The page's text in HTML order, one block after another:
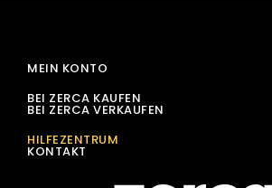
MEIN KONTO
BEI ZERCA KAUFEN
BEI ZERCA VERKAUFEN
HILFEZENTRUM
KONTAKT